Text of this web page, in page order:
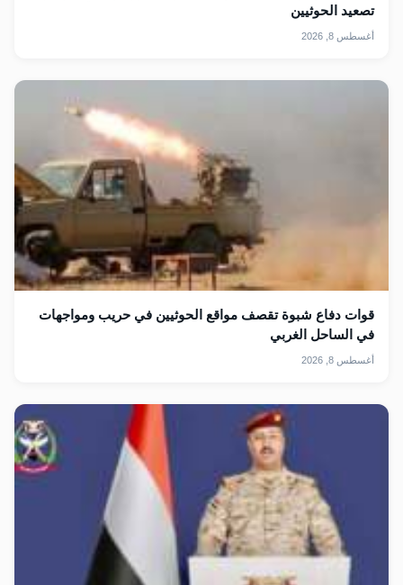
تصعيد الحوثيين
أغسطس 8, 2026
قوات دفاع شبوة تقصف مواقع الحوثيين في حريب ومواجهات
في الساحل الغربي
أغسطس 8, 2026